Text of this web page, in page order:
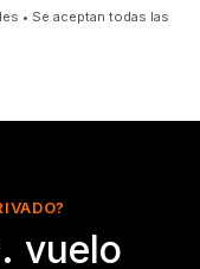
• Se aceptan todas las
vuelo